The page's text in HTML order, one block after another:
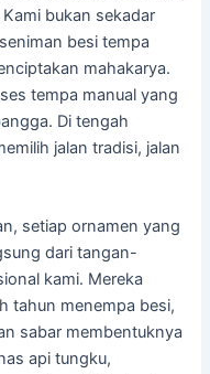
bukan sekadar
besi tempa
mahakarya.
tempa manual yang
Di tengah
jalan tradisi, jalan
setiap ornamen yang
dari tangan-
kami. Mereka
tahun menempa besi,
sabar membentuknya
api tungku,